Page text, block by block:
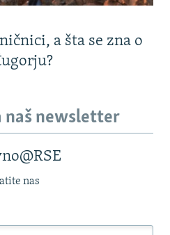
a šta se zna o
naš newsletter
nas